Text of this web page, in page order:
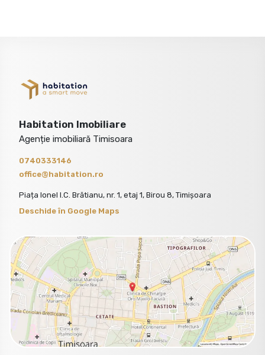
Habitation Imobiliare
Agenție imobiliară Timisoara
0740333146
office@habitation.ro
Piața Ionel I.C. Brătianu, nr. 1, etaj 1, Birou 8, Timișoara
Deschide în Google Maps